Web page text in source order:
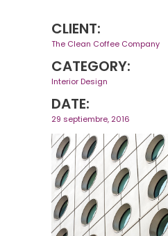
CLIENT:
The Clean Coffee Company
CATEGORY:
Interior Design
DATE:
29 septiembre, 2016